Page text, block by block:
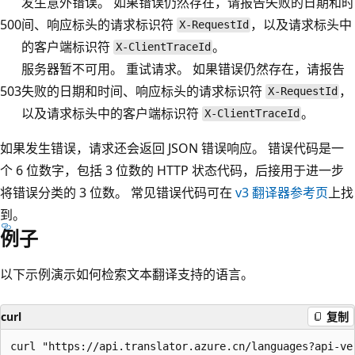
500间、响应标头的请求标识符 X-RequestId ，以及请求标头中
的客户端标识符 X-ClientTraceId 。
503
服务器暂不可用。 重试请求。 如果错误仍然存在，请报告
失败的日期和时间、响应标头的请求标识符 X-RequestId ，
以及请求标头中的客户端标识符 X-ClientTraceId 。
如果发生错误，请求还会返回 JSON 错误响应。 错误代码是一
个 6 位数字，包括 3 位数的 HTTP 状态代码，后接用于进一步
将错误分类的 3 位数。 常见错误代码可在 v3 翻译器参考页上找
到。
例子
以下示例演示如何检索文本翻译支持的语言。
curl 复制